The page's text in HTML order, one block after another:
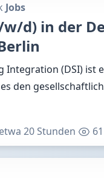
Jobs
d) in der
Integration (DSI) ist
den
20 Stunden 61